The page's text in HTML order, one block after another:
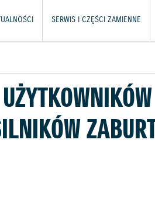
SERWIS I CZĘŚCI ZAMIENNE